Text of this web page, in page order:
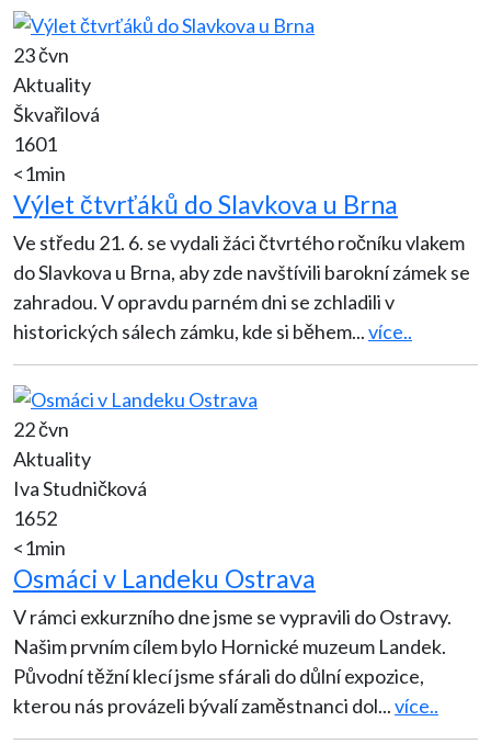
23 čvn
Aktuality
Škvařilová
1601
<1min
Výlet čtvrťáků do Slavkova u Brna
Ve středu 21. 6. se vydali žáci čtvrtého ročníku vlakem
do Slavkova u Brna, aby zde navštívili barokní zámek se
zahradou. V opravdu parném dni se zchladili v
historických sálech zámku, kde si během...více..
22 čvn
Aktuality
Iva Studničková
1652
<1min
Osmáci v Landeku Ostrava
V rámci exkurzního dne jsme se vypravili do Ostravy.
Našim prvním cílem bylo Hornické muzeum Landek.
Původní těžní klecí jsme sfárali do důlní expozice,
kterou nás provázeli bývalí zaměstnanci dol...více..